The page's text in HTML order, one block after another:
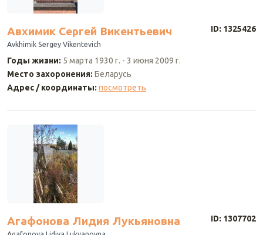
Авхимик Сергей Викентьевич ID: 1325426
Avkhimik Sergey Vikentevich
Годы жизни: 5 марта 1930 г. - 3 июня 2009 г.
Место захоронения: Беларусь
Адрес / координаты: посмотреть
Агафонова Лидия Лукьяновна ID: 1307702